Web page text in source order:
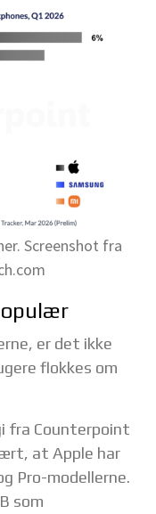
Screenshot fra
er det ikke
flokkes om
fra Counterpoint
at Apple har
Pro-modellerne.
som